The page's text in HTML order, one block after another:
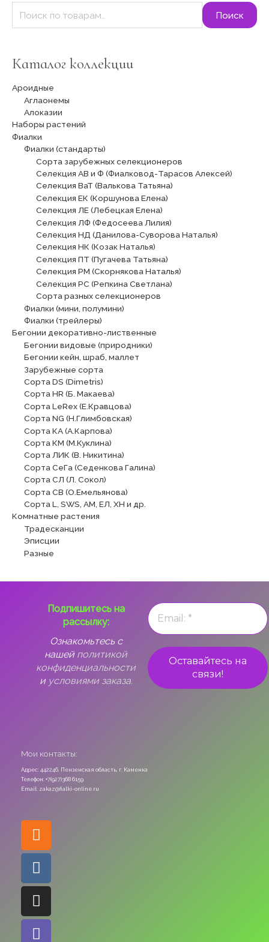
Поиск
Каталог коллекции
Ароидные
Аглаонемы
Алоказии
Наборы растений
Фиалки
Фиалки (стандарты)
Сорта зарубежных селекционеров
Селекция АВ и Ф (Фиалковод-Тарасов Алексей)
Селекция ВаТ (Валькова Татьяна)
Селекция ЕК (Коршунова Елена)
Селекция ЛЕ (Лебецкая Елена)
Селекция ЛФ (Федосеева Лилия)
Селекция НД (Данилова-Суворова Наталья)
Селекция НК (Козак Наталья)
Селекция ПТ (Пугачева Татьяна)
Селекция РМ (Скорнякова Наталья)
Селекция РС (Репкина Светлана)
Сорта разных селекционеров
Фиалки (мини, полумини)
Фиалки (трейлеры)
Бегонии декоративно-лиственные
Бегонии видовые (природники)
Бегонии кейн, шраб, маллет
Зарубежные сорта
Сорта DS (Dimetris)
Сорта HR (Б. Макаева)
Сорта LeRex (Е.Кравцова)
Сорта NG (Н.Глимбовская)
Сорта КА (А.Карпова)
Сорта КМ (М.Куклина)
Сорта ЛИК (В. Никитина)
Сорта СеГа (Седенкова Галина)
Сорта СЛ (Л. Сокол)
Сорта СВ (О.Емельянова)
Сорта L, SWS, АМ, ЕЛ, ХН и др.
Комнатные растения
Традесканции
Эписции
Разные
Подпишитесь на
рассылку:
Ознакомьтесь с
нашей политикой
конфиденциальности
и условиями заказа.
Мои контакты:
Адрес: 442246, Пензенская область, г. Каменка
Телефон: +7(927)368 6159
Email: zakaz@fialki-online.ru
Odnoklassniki
Vk
Instagram
Viber
Whatsapp